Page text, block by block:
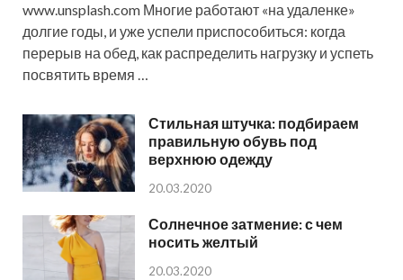
www.unsplash.com Многие работают «на удаленке»
долгие годы, и уже успели приспособиться: когда
перерыв на обед, как распределить нагрузку и успеть
посвятить время …
Стильная штучка: подбираем
правильную обувь под
верхнюю одежду
20.03.2020
Солнечное затмение: с чем
носить желтый
20.03.2020